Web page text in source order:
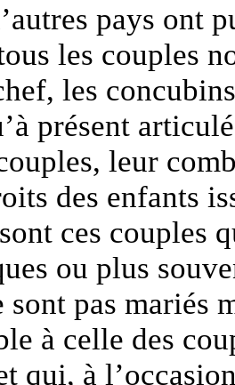
pays ont
les couples
les
présent
leur
des enfants
ces couples
ou plus
sont pas mariés
à celle des
qui, à